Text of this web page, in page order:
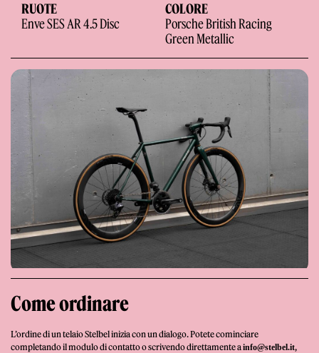
Giornale
Shop
Stelbel un marchio registrato di Cicli Corsa S.r.l.
Partita IVA IT02445060185
RUOTE
Enve SES AR 4.5 Disc
COLORE
Porsche British Racing
Green Metallic
Come ordinare
L’ordine di un telaio Stelbel inizia con un dialogo. Potete cominciare
completando il modulo di contatto o scrivendo direttamente ainfo@stelbel.it,